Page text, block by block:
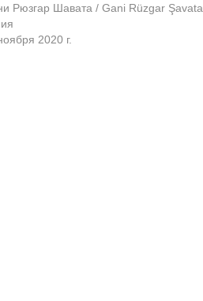
Рюзгар Шавата / Gani Rüzgar Şavata
2020 г.